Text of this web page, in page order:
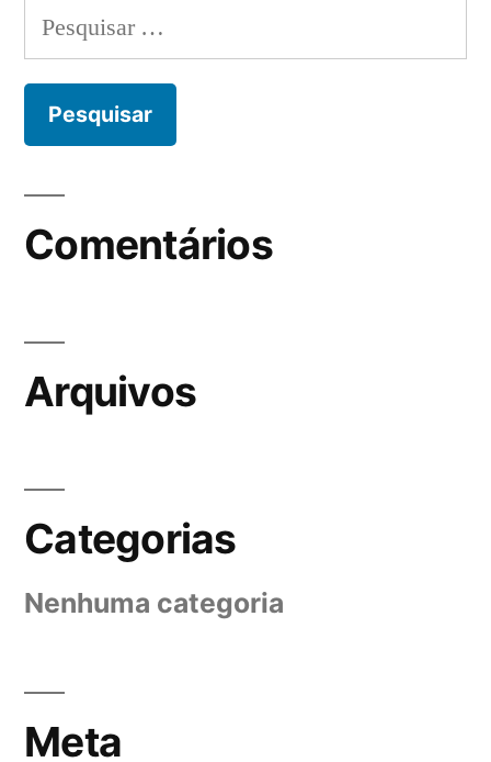
Pesquisar
por:
Comentários
Arquivos
Categorias
Nenhuma categoria
Meta